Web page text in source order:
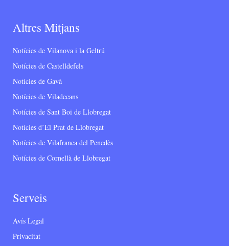
Altres Mitjans
Notícies de Vilanova i la Geltrú
Notícies de Castelldefels
Notícies de Gavà
Notícies de Viladecans
Notícies de Sant Boi de Llobregat
Notícies d’El Prat de Llobregat
Notícies de Vilafranca del Penedès
Notícies de Cornellà de Llobregat
Serveis
Avís Legal
Privacitat